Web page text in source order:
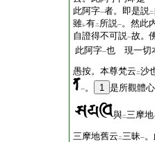
此阿字一者。即是説二
雖レ有二 所説一。然此
自證得不可説一故。
此阿字一也 現一切
愚按。本尊梵云 二沙
一。 1 是所觀體
與二三摩地
三摩地舊云 二三昧一